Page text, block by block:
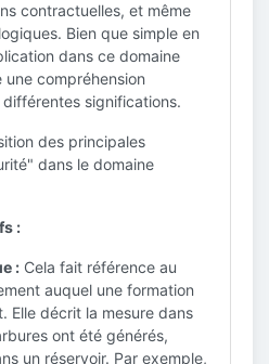
contractuelles, et même
Bien que simple en
dans ce domaine
compréhension
significations.
des principales
dans le domaine
:
: Cela fait référence au
auquel une formation
Elle décrit la mesure dans
ont été générés,
un réservoir. Par exemple,